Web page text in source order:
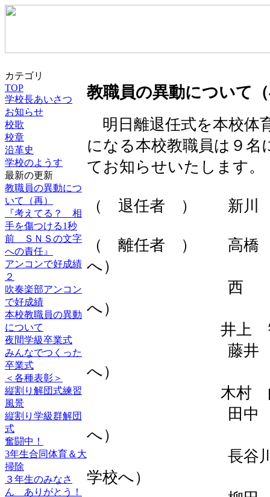
カテゴリ
TOP
学校長あいさつ
お知らせ
校歌
校章
沿革史
学校のようす
最新の更新
教職員の異動につ
いて（再）
『考えてる？ 相
手を傷つける1秒
前 ＳＮＳの文字
への責任』
アンコンで好成績
２
吹奏楽部アンコン
で好成績
本校教職員の異動
について
夜間学級卒業式
みんなでつくった
卒業式
＜各種表彰＞
縦割り解団式練習
風景
縦割り学級群解団
式
奮闘中！
3年生合同体育＆大
掃除
３年生のみなさ
ん ありがとう！
教職員の異動について
明日離退任式を本校体
になる本校教職員は９
てお知らせいたします。
（ 退任者 ） 新川
（ 離任者 ） 高橋 喬
へ）
西 正利先生
へ）
井上 智恵先生
藤井 香先生
へ）
木村 由佳先生
田中 利明先
へ）
長谷川智久先
学校へ）